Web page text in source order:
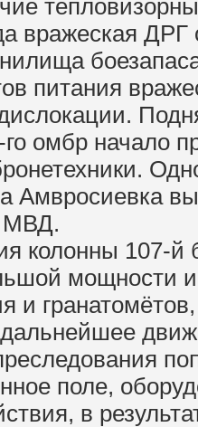
вражеская
питания
омбр начало
Амвросиевка
МВД.
колонны 107-
мощности
и
поле,
в